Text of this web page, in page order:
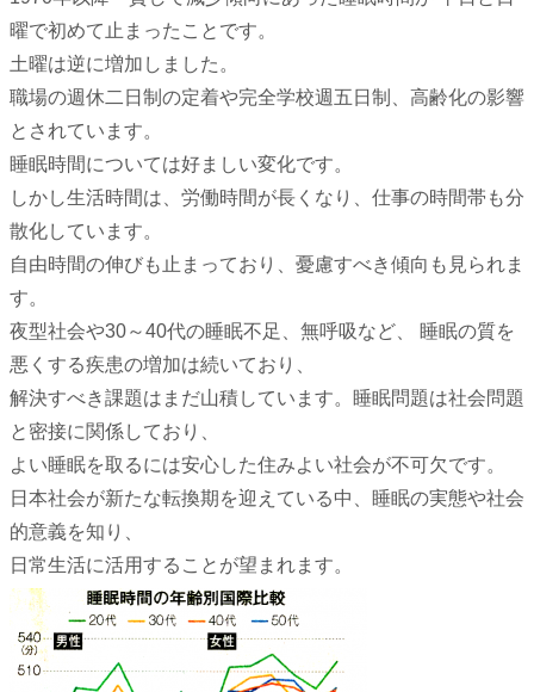
曜で初めて止まったことです。
土曜は逆に増加しました。
職場の週休二日制の定着や完全学校週五日制、高齢化の影響
とされています。
睡眠時間については好ましい変化です。
しかし生活時間は、労働時間が長くなり、仕事の時間帯も分
散化しています。
自由時間の伸びも止まっており、憂慮すべき傾向も見られま
す。
夜型社会や30～40代の睡眠不足、無呼吸など、 睡眠の質を
悪くする疾患の増加は続いており、
解決すべき課題はまだ山積しています。睡眠問題は社会問題
と密接に関係しており、
よい睡眠を取るには安心した住みよい社会が不可欠です。
日本社会が新たな転換期を迎えている中、睡眠の実態や社会
的意義を知り、
日常生活に活用することが望まれます。